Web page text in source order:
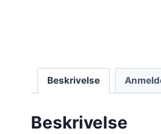
Beskrivelse
Beskrivelse